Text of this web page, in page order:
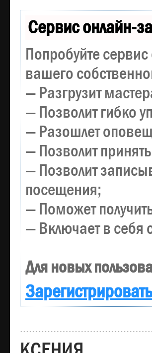
Сервис онлайн-
Попробуйте
вашего
— Разгрузит
— Позволит гибко
— Разошлет
— Позволит
— Позволит
посещения;
— Поможет
— Включает в себя
Для новых